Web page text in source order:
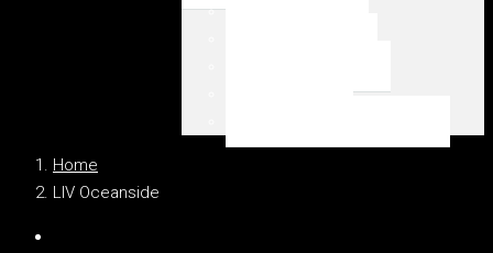
Home
LIV Oceanside